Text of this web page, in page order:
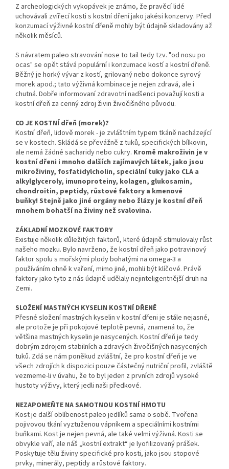
Z archeologických vykopávek je známo, že pravěcí lidé
uchovávali zvířecí kosti s kostní dření jako jakési konzervy. Před
konzumací výživné kostní dřeně mohly být údajně skladovány až
několik měsíců.
S návratem paleo stravování nose to tail tedy tzv. "od nosu po
ocas" se opět stává populární i konzumace kostí a kostní dřeně.
Běžný je horký vývar z kostí, grilovaný nebo dokonce syrový
morek apod.; tato výživná kombinace je nejen zdravá, ale i
chutná. Dobře informovaní zdravotní nadšenci považují kosti a
kostní dřeň za cenný zdroj živin živočišného původu.
CO JE KOSTNÍ dřeň (morek)?
Kostní dřeň, lidově morek - je zvláštním typem tkáně nacházející
se v kostech. Skládá se převážně z tuků, specifických bílkovin,
ale nemá žádné sacharidy nebo cukry. Kromě makroživin je v
kostní dřeni i mnoho dalších zajímavých látek, jako jsou
mikroživiny, fosfatidylcholin, speciální tuky jako CLA a
alkylglyceroly, imunoproteiny, kolagen, glukosamin,
chondroitin, peptidy, růstové faktory a kmenové
buňky! Stejně jako jiné orgány nebo žlázy je kostní dřeň
mnohem bohatší na živiny než svalovina.
ZÁKLADNÍ MOZKOVÉ FAKTORY
Existuje několik důležitých faktorů, které údajně stimulovaly růst
našeho mozku. Bylo navrženo, že kostní dřeň jako potravinový
faktor spolu s mořskými plody bohatými na omega-3 a
používáním ohně k vaření, mimo jiné, mohli být klíčové. Právě
faktory jako tyto z nás údajně udělaly nejinteligentnější druh na
Zemi.
SLOŽENÍ MASTNÝCH KYSELIN KOSTNÍ DŘENĚ
Přesné složení mastných kyselin v kostní dřeni je stále nejasné,
ale protože je při pokojové teplotě pevná, znamená to, že
většina mastných kyselin je nasycených. Kostní dřeň je tedy
dobrým zdrojem stabilních a zdravých živočišných nasycených
tuků. Zdá se nám poněkud zvláštní, že pro kostní dřeň je ve
všech zdrojích k dispozici pouze částečný nutriční profil, zvláště
vezmeme-li v úvahu, že to byl jeden z prvních zdrojů vysoké
hustoty výživy, který jedli naši předkové.
NEZAPOMEŇTE NA SAMOTNOU KOSTNÍ HMOTU
Kost je další oblíbenost paleo jedlíků sama o sobě. Tvořena
pojivovou tkání vyztuženou vápníkem a speciálními kostními
buňkami. Kost je nejen pevná, ale také velmi výživná. Kosti se
obvykle vaří, ale náš „kostní extrakt“ je lyofilizovaný prášek.
Poskytuje tělu živiny specifické pro kosti, jako jsou stopové
prvky, minerály, peptidy a růstové faktory.